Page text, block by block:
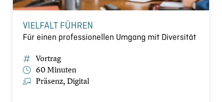
VIELFALT FÜHREN
Für einen professionellen Umgang mit Diversität
Vortrag
60 Minuten
Präsenz, Digital